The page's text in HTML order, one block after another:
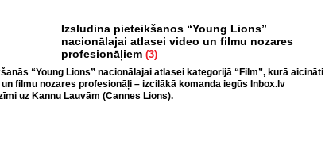
Izsludina pieteikšanos “Young Lions”
nacionālajai atlasei video un filmu nozares
profesionāļiem (3)
“Young Lions” nacionālajai atlasei kategorijā “Film”, kurā aicināti
filmu nozares profesionāļi – izcilākā komanda iegūs Inbox.lv
uz Kannu Lauvām (Cannes Lions).